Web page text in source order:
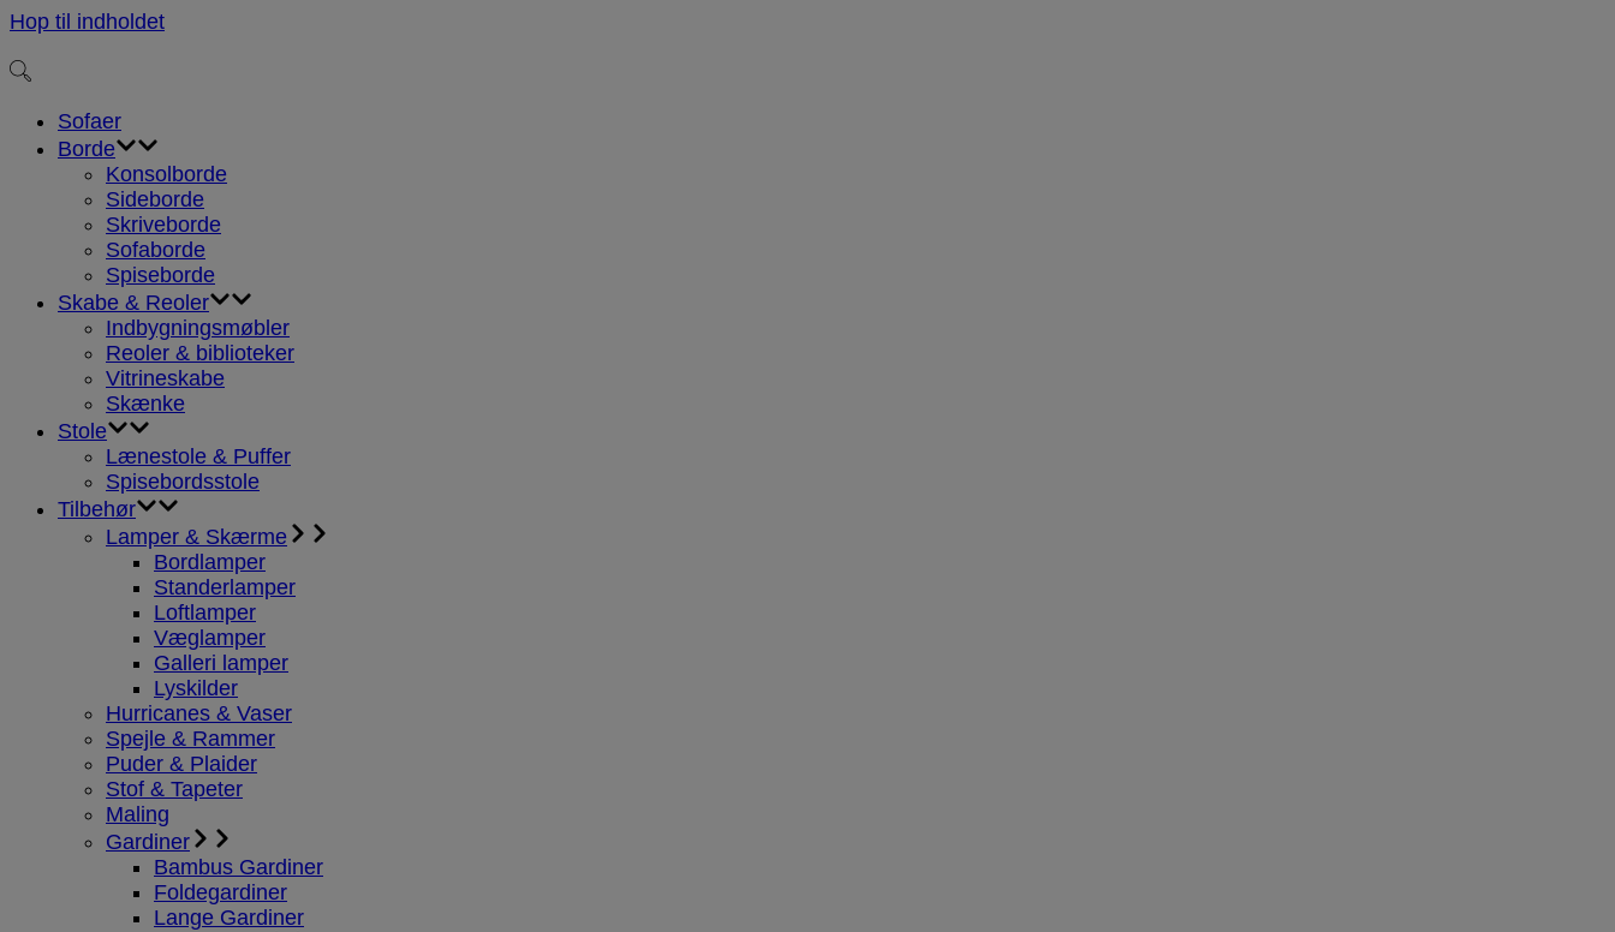
Hop til indholdet
Sofaer
Borde
Konsolborde
Sideborde
Skriveborde
Sofaborde
Spiseborde
Skabe & Reoler
Indbygningsmøbler
Reoler & biblioteker
Vitrineskabe
Skænke
Stole
Lænestole & Puffer
Spisebordsstole
Tilbehør
Lamper & Skærme
Bordlamper
Standerlamper
Loftlamper
Væglamper
Galleri lamper
Lyskilder
Hurricanes & Vaser
Spejle & Rammer
Puder & Plaider
Stof & Tapeter
Maling
Gardiner
Bambus Gardiner
Foldegardiner
Lange Gardiner